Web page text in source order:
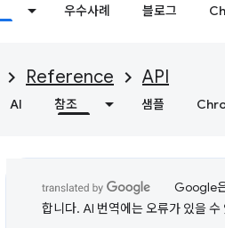
우수사례 블로그
Reference API
AI 참조 샘플
Google
합니다. AI 번역에는 오류가 있을 수